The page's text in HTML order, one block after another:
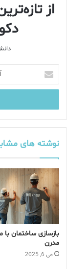
از
ر
ا
ی
ی
خ
د
و
ا
ر
د
ک
نوشته های
بازسازی ساختمان با
مدرن
می 6, 2025